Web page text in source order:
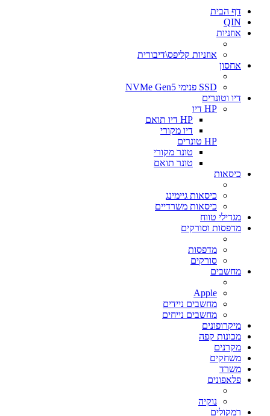
דף הבית
QIN
אוזניות
אוזניות קליפס\דיבורית
אחסון
SSD פנימי NVMe Gen5
דיו וטונרים
HP דיו
HP דיו תואם
דיו מקורי
HP טונרים
טונר מקורי
טונר תואם
כיסאות
כיסאות גיימינג
כיסאות משרדיים
מגדילי טווח
מדפסות וסורקים
מדפסות
סורקים
מחשבים
Apple
מחשבים ניידים
מחשבים נייחים
מיקרופונים
מכונות קפה
מקרנים
משחקים
משרד
פלאפונים
נוקיה
רמקולים